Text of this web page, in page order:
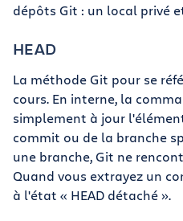
dépôts Git : un local privé
HEAD
La méthode Git pour se
cours. En interne, la
simplement à jour
commit ou de la branche
une branche, Git ne
Quand vous extrayez un
à l'état « HEAD détaché ».